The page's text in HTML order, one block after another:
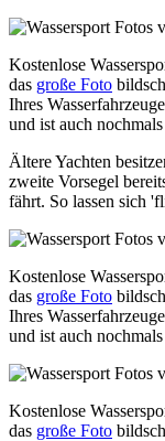
Kostenlose
das große Foto
Ihres
und ist auch
Ältere Yachten
zweite Vorsegel
fährt. So lassen sich
Kostenlose
das große Foto
Ihres
und ist auch
Kostenlose
das große Foto